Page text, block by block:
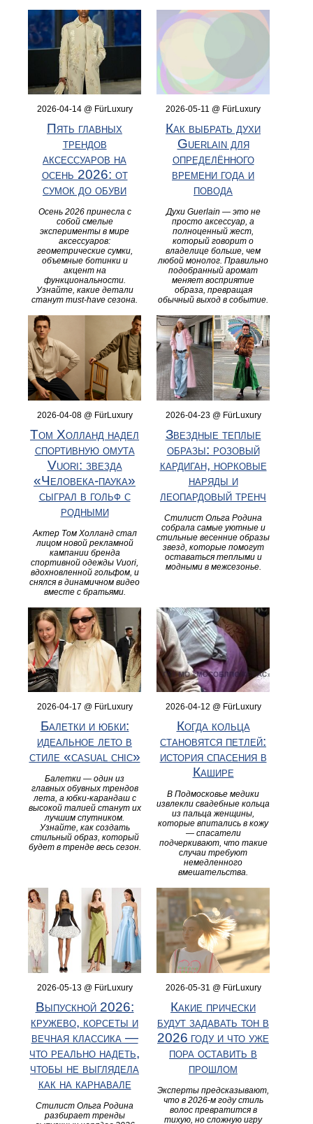
2026-04-14 @ FürLuxury
Пять главных
трендов
аксессуаров на
осень 2026: от
сумок до обуви
Осень 2026 принесла с
собой смелые
эксперименты в мире
аксессуаров:
геометрические сумки,
объемные ботинки и
акцент на
функциональности.
Узнайте, какие детали
станут must-have сезона.
2026-05-11 @ FürLuxury
Как выбрать духи
Guerlain для
определённого
времени года и
повода
Духи Guerlain — это не
просто аксессуар, а
полноценный жест,
который говорит о
владелице больше, чем
любой монолог. Правильно
подобранный аромат
меняет восприятие
образа, превращая
обычный выход в событие.
2026-04-08 @ FürLuxury
Том Холланд надел
спортивную омута
Vuori: звезда
«Человека-паука»
сыграл в гольф с
родными
Актер Том Холланд стал
лицом новой рекламной
кампании бренда
спортивной одежды Vuori,
вдохновленной гольфом, и
снялся в динамичном видео
вместе с братьями.
2026-04-23 @ FürLuxury
Звездные теплые
образы: розовый
кардиган, норковые
наряды и
леопардовый тренч
Стилист Ольга Родина
собрала самые уютные и
стильные весенние образы
звезд, которые помогут
оставаться теплыми и
модными в межсезонье.
2026-04-17 @ FürLuxury
Балетки и юбки:
идеальное лето в
стиле «casual chic»
Балетки — один из
главных обувных трендов
лета, а юбки-карандаш с
высокой талией станут их
лучшим спутником.
Узнайте, как создать
стильный образ, который
будет в тренде весь сезон.
2026-04-12 @ FürLuxury
Когда кольца
становятся петлей:
история спасения в
Кашире
В Подмосковье медики
извлекли свадебные кольца
из пальца женщины,
которые впитались в кожу
— спасатели
подчеркивают, что такие
случаи требуют
немедленного
вмешательства.
2026-05-13 @ FürLuxury
Выпускной 2026:
кружево, корсеты и
вечная классика —
что реально надеть,
чтобы не выглядела
как на карнавале
Стилист Ольга Родина
разбирает тренды
2026-05-31 @ FürLuxury
Какие прически
будут задавать тон в
2026 году и что уже
пора оставить в
прошлом
Эксперты предсказывают,
что в 2026‑м году стиль
волос превратится в
тихую, но сложную игру